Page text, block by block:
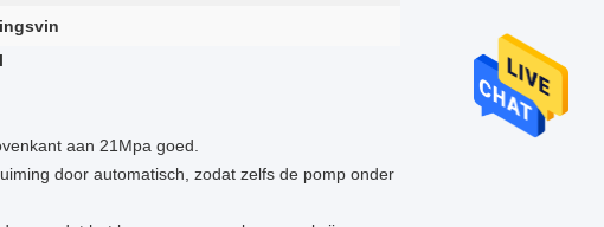
aan 21Mpa goed.
door automatisch, zodat zelfs de pomp onder